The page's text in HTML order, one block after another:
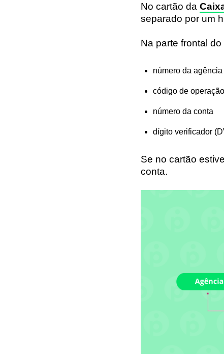
No cartão da
separado por um
Na parte frontal
número da agência
código de operação
número da conta
dígito verificador
Se no cartão
conta.